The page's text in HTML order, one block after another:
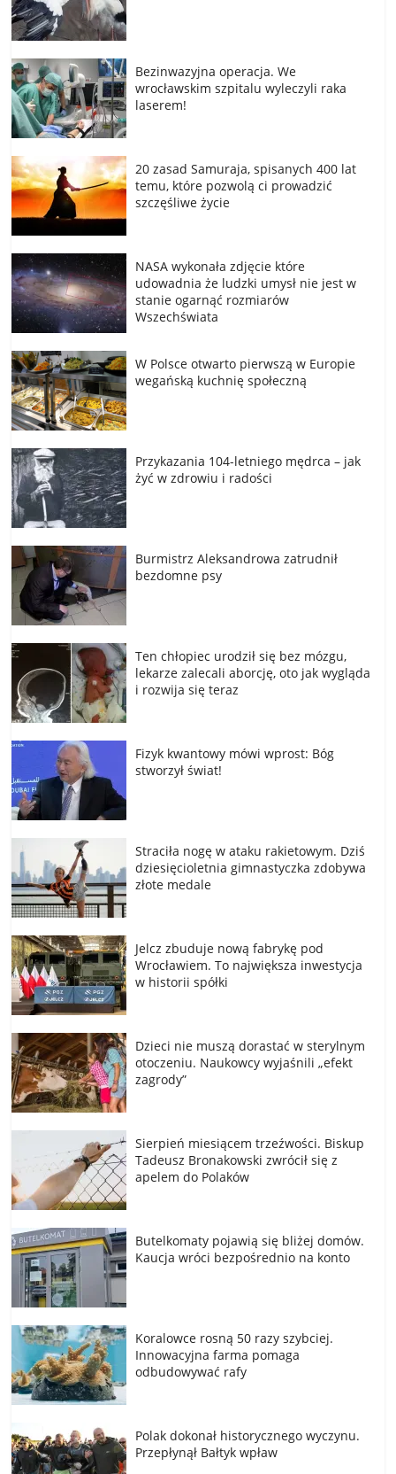
Bezinwazyjna operacja. We
wrocławskim szpitalu wyleczyli raka
laserem!
20 zasad Samuraja, spisanych 400 lat
temu, które pozwolą ci prowadzić
szczęśliwe życie
NASA wykonała zdjęcie które
udowadnia że ludzki umysł nie jest w
stanie ogarnąć rozmiarów
Wszechświata
W Polsce otwarto pierwszą w Europie
wegańską kuchnię społeczną
Przykazania 104-letniego mędrca – jak
żyć w zdrowiu i radości
Burmistrz Aleksandrowa zatrudnił
bezdomne psy
Ten chłopiec urodził się bez mózgu,
lekarze zalecali aborcję, oto jak wygląda
i rozwija się teraz
Fizyk kwantowy mówi wprost: Bóg
stworzył świat!
Straciła nogę w ataku rakietowym. Dziś
dziesięcioletnia gimnastyczka zdobywa
złote medale
Jelcz zbuduje nową fabrykę pod
Wrocławiem. To największa inwestycja
w historii spółki
Dzieci nie muszą dorastać w sterylnym
otoczeniu. Naukowcy wyjaśnili „efekt
zagrody”
Sierpień miesiącem trzeźwości. Biskup
Tadeusz Bronakowski zwrócił się z
apelem do Polaków
Butelkomaty pojawią się bliżej domów.
Kaucja wróci bezpośrednio na konto
Koralowce rosną 50 razy szybciej.
Innowacyjna farma pomaga
odbudowywać rafy
Polak dokonał historycznego wyczynu.
Przepłynął Bałtyk wpław